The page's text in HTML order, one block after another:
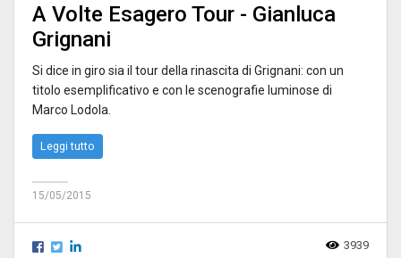
A Volte Esagero Tour - Gianluca
Grignani
Si dice in giro sia il tour della rinascita di Grignani: con un
titolo esemplificativo e con le scenografie luminose di
Marco Lodola.
Leggi tutto
15/05/2015
3939